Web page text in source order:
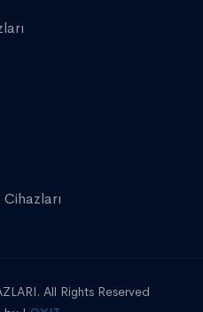
All Rights Reserved